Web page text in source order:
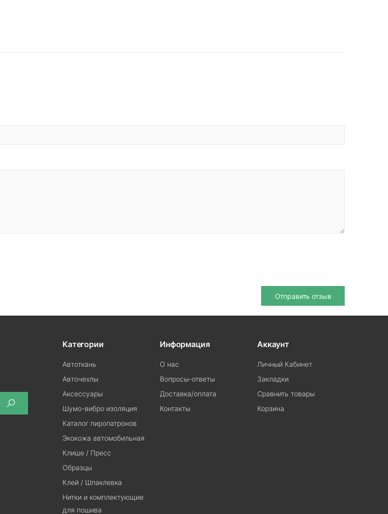
Отправить отзыв
Категории
Автоткань
Авточехлы
Аксессуары
Шумо-вибро изоляция
Каталог пиропатронов
Экокожа автомобильная
Клише / Пресс
Образцы
Клей / Шпаклевка
Нитки и комплектующие
для пошива
Информация
О нас
Вопросы-ответы
Доставка/оплата
Контакты
Аккаунт
Личный Кабинет
Закладки
Сравнить товары
Корзина